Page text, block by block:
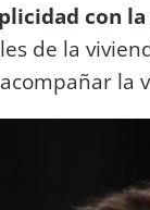
con la
de la
la